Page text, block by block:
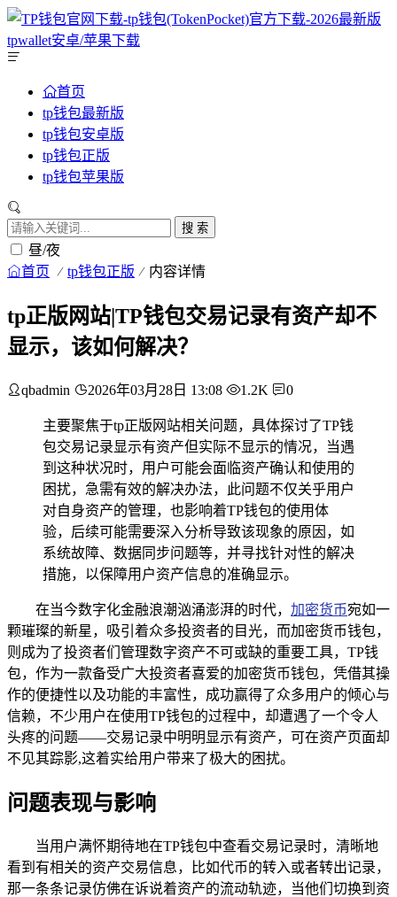
首页
tp钱包最新版
tp钱包安卓版
tp钱包正版
tp钱包苹果版
搜 索
昼/夜
首页 tp钱包正版 内容详情
tp正版网站|TP钱包交易记录有资产却不
显示，该如何解决？
qbadmin 2026年03月28日 13:08 1.2K 0
主要聚焦于tp正版网站相关问题，具体探讨了TP钱
包交易记录显示有资产但实际不显示的情况，当遇
到这种状况时，用户可能会面临资产确认和使用的
困扰，急需有效的解决办法，此问题不仅关乎用户
对自身资产的管理，也影响着TP钱包的使用体
验，后续可能需要深入分析导致该现象的原因，如
系统故障、数据同步问题等，并寻找针对性的解决
措施，以保障用户资产信息的准确显示。
在当今数字化金融浪潮汹涌澎湃的时代， 加密货币宛如一
颗璀璨的新星，吸引着众多投资者的目光，而加密货币钱包，
则成为了投资者们管理数字资产不可或缺的重要工具，TP钱
包，作为一款备受广大投资者喜爱的加密货币钱包，凭借其操
作的便捷性以及功能的丰富性，成功赢得了众多用户的倾心与
信赖，不少用户在使用TP钱包的过程中，却遭遇了一个令人
头疼的问题——交易记录中明明显示有资产，可在资产页面却
不见其踪影,这着实给用户带来了极大的困扰。
问题表现与影响
当用户满怀期待地在TP钱包中查看交易记录时，清晰地
看到有相关的资产交易信息，比如代币的转入或者转出记录，
那一条条记录仿佛在诉说着资产的流动轨迹，当他们切换到资